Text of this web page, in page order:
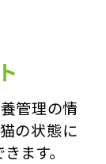
管理の情
の状態に
ます。